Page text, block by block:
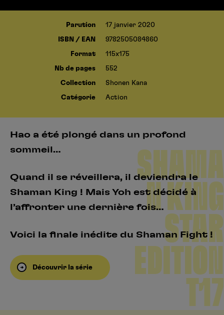
Parution 17 janvier 2020
ISBN / EAN 9782505084860
Format 115x175
Nb de pages 552
Collection Shonen Kana
Catégorie Action
Hao a été plongé dans un profond
sommeil…
Quand il se réveillera, il deviendra le
Shaman King ! Mais Yoh est décidé à
l’affronter une dernière fois…
Voici la finale inédite du Shaman Fight !
Découvrir la série
SHAMA
N KING
STAR
EDITION
T17